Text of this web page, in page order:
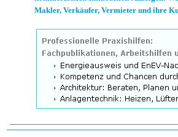
Makler, Verkäufer, Vermieter und ihre